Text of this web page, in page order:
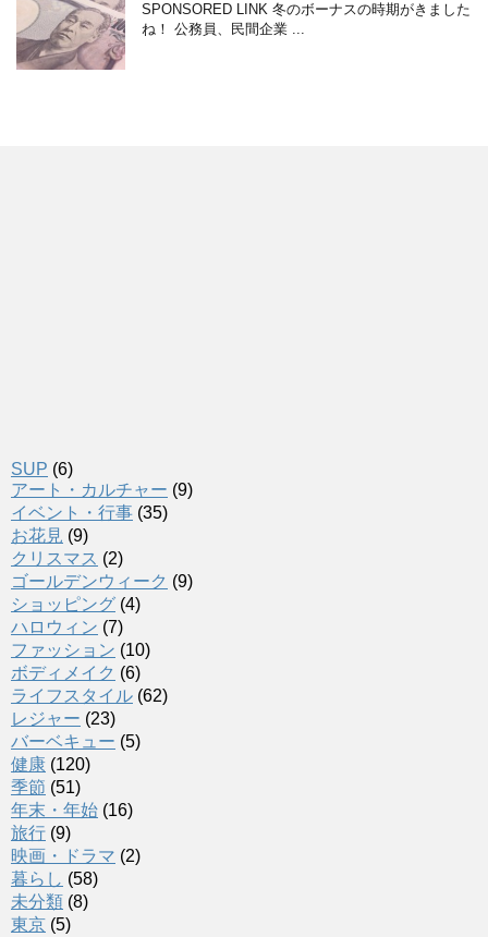
SPONSORED LINK 冬のボーナスの時期がきました
ね！ 公務員、民間企業 ...
SUP (6)
アート・カルチャー (9)
イベント・行事 (35)
お花見 (9)
クリスマス (2)
ゴールデンウィーク (9)
ショッピング (4)
ハロウィン (7)
ファッション (10)
ボディメイク (6)
ライフスタイル (62)
レジャー (23)
バーベキュー (5)
健康 (120)
季節 (51)
年末・年始 (16)
旅行 (9)
映画・ドラマ (2)
暮らし (58)
未分類 (8)
東京 (5)